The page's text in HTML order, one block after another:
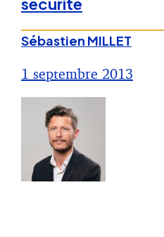
Sébastien MILLET
1 septembre 2013